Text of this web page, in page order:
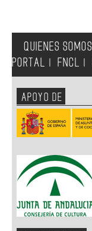
QUIENES SOMOS
PORTAL
FNCL
APOYO DE